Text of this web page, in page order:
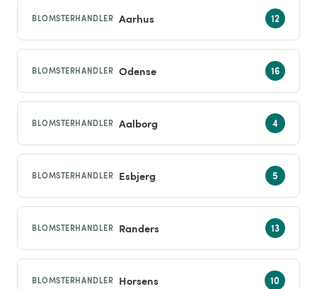
BLOMSTERHANDLER Aarhus
BLOMSTERHANDLER Odense
BLOMSTERHANDLER Aalborg
BLOMSTERHANDLER Esbjerg
BLOMSTERHANDLER Randers
BLOMSTERHANDLER Horsens